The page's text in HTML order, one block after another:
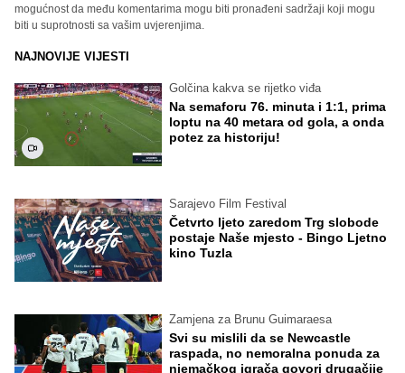
mogućnost da među komentarima mogu biti pronađeni sadržaji koji mogu
biti u suprotnosti sa vašim uvjerenjima.
NAJNOVIJE VIJESTI
Golčina kakva se rijetko viđa
Na semaforu 76. minuta i 1:1, prima
loptu na 40 metara od gola, a onda
potez za historiju!
Sarajevo Film Festival
Četvrto ljeto zaredom Trg slobode
postaje Naše mjesto - Bingo Ljetno
kino Tuzla
Zamjena za Brunu Guimaraesa
Svi su mislili da se Newcastle
raspada, no nemoralna ponuda za
njemačkog igrača govori drugačije